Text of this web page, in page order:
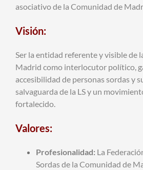
asociativo de la Comunidad de
Visión:
Ser la entidad referente y visible de
Madrid como interlocutor político,
accesibilidad de personas sordas y
salvaguarda de la LS y un
fortalecido.
Valores:
Profesionalidad: La
Sordas de la Comunidad de